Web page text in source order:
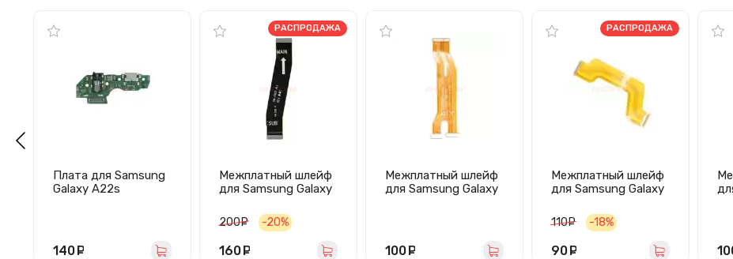
Плата для Samsung
Galaxy A22s
микрофоном
140
Межплатный шлейф
для Samsung Galaxy
широкий
РАСПРОДАЖА
200 руб.
-20%
160
Межплатный шлейф
для Samsung Galaxy
100
Межплатный шлейф
для Samsung Galaxy
РАСПРОДАЖА
110 руб.
-18%
90